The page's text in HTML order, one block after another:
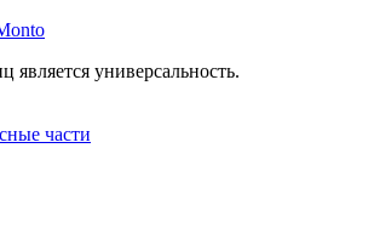
является универсальность.
части